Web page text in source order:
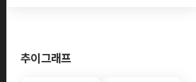
추이그래프